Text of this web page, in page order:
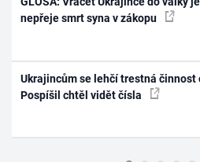
nepřeje smrt syna v zákopu
Ukrajincům se lehčí trestná
Pospíšil chtěl vidět čísla